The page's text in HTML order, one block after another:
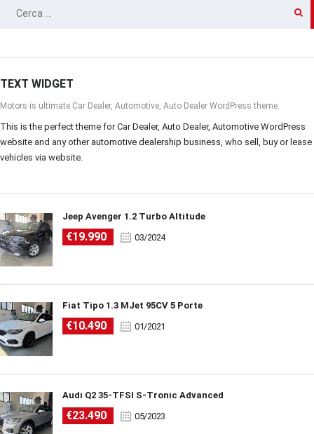
RICERCA
TEXT WIDGET
Motors is ultimate Car Dealer, Automotive, Auto Dealer WordPress theme.
This is the perfect theme for Car Dealer, Auto Dealer, Automotive WordPress
website and any other automotive dealership business, who sell, buy or lease
vehicles via website.
Jeep Avenger 1.2 Turbo Altitude
€19.990 03/2024
Fiat Tipo 1.3 MJet 95CV 5 Porte
€10.490 01/2021
Audi Q2 35-TFSI S-Tronic Advanced
€23.490 05/2023